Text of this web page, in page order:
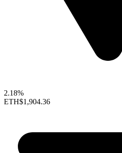
2.18%
ETH$1,904.36